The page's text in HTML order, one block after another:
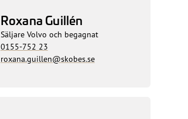
Roxana Guillén
Säljare Volvo och begagnat
0155-752 23
roxana.guillen@skobes.se